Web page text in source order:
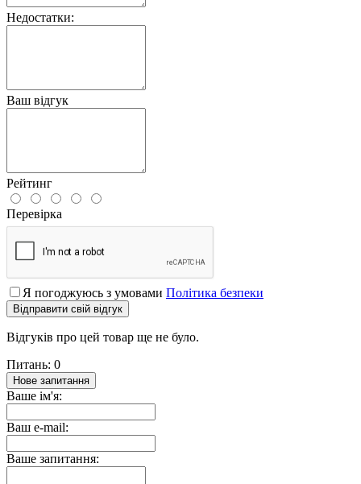
Недостатки:
Ваш відгук
Рейтинг
Перевірка
Я погоджуюсь з умовами Політика безпеки
Відправити свій відгук
Відгуків про цей товар ще не було.
Питань: 0
Нове запитання
Ваше ім'я:
Ваш e-mail:
Ваше запитання: